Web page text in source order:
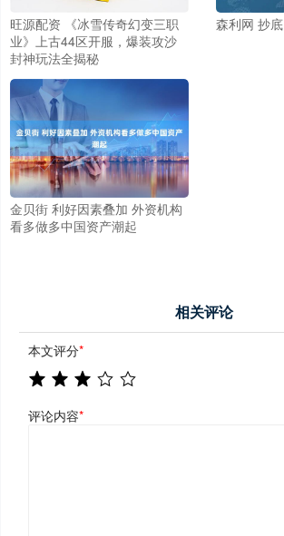
旺源配资 《冰雪传奇幻变三职
业》上古44区开服，爆装攻沙
封神玩法全揭秘
森利网 抄底
金贝街 利好因素叠加 外资机构
看多做多中国资产潮起
相关评论
本文评分*
评论内容*